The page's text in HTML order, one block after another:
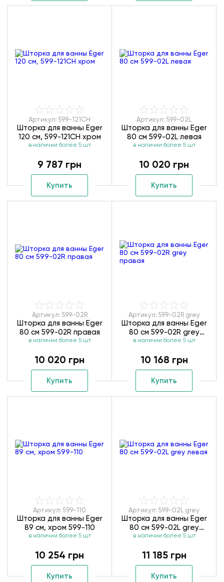
Артикул: 599-121CH
Шторка для ванны Eger
120 см, 599-121CH хром
в наличии более 5 шт
9 787 грн
Купить
Артикул: 599-02L
Шторка для ванны Eger
80 см 599-02L левая
в наличии более 5 шт
10 020 грн
Купить
Артикул: 599-02R
Шторка для ванны Eger
80 см 599-02R правая
в наличии более 5 шт
10 020 грн
Купить
Артикул: 599-02R grey
Шторка для ванны Eger
80 см 599-02R grey
правая
в наличии более 5 шт
10 168 грн
Купить
Артикул: 599-110
Шторка для ванны Eger
89 см, хром 599-110
в наличии более 5 шт
10 254 грн
Купить
Артикул: 599-02L grey
Шторка для ванны Eger
80 см 599-02L grey
левая
в наличии более 5 шт
11 185 грн
Купить